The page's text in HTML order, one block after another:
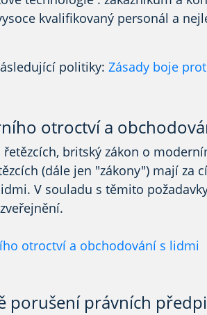
kvalifikovaný personál a
politiky: Zásady boje
otroctví a
britský zákon o
(dále jen "zákony") mají za
V souladu s těmito
otroctví a obchodování s lidmi
porušení právních